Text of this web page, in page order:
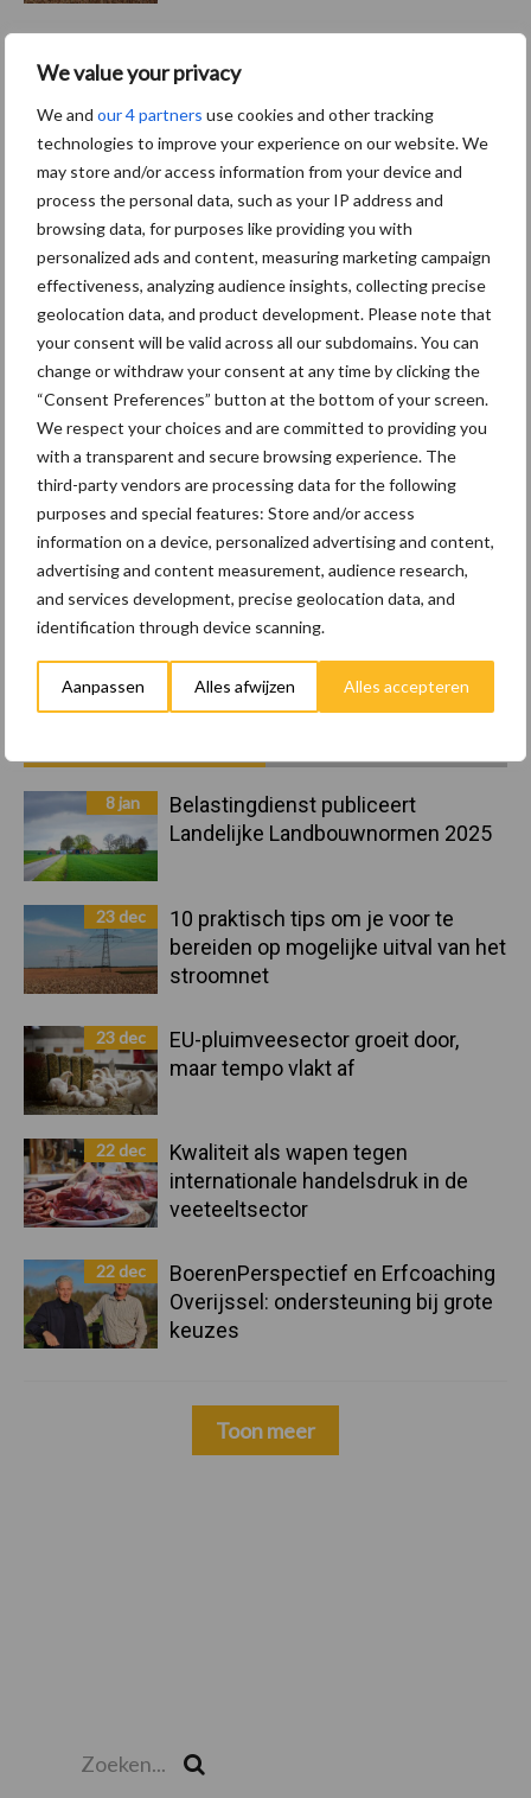
We value your privacy
We and our 4 partners use cookies and other tracking
technologies to improve your experience on our website. We
may store and/or access information from your device and
process the personal data, such as your IP address and
browsing data, for purposes like providing you with
personalized ads and content, measuring marketing campaign
effectiveness, analyzing audience insights, collecting precise
geolocation data, and product development. Please note that
your consent will be valid across all our subdomains. You can
change or withdraw your consent at any time by clicking the
“Consent Preferences” button at the bottom of your screen.
We respect your choices and are committed to providing you
with a transparent and secure browsing experience. The
third-party vendors are processing data for the following
purposes and special features: Store and/or access
information on a device, personalized advertising and content,
advertising and content measurement, audience research,
and services development, precise geolocation data, and
identification through device scanning.
Aanpassen Alles afwijzen Alles accepteren
Primaire
Sidebar
8 jan
Belastingdienst publiceert
Landelijke Landbouwnormen 2025
23 dec
10 praktisch tips om je voor te
bereiden op mogelijke uitval van het
stroomnet
23 dec
EU-pluimveesector groeit door,
maar tempo vlakt af
22 dec
Kwaliteit als wapen tegen
internationale handelsdruk in de
veeteeltsector
22 dec
BoerenPerspectief en Erfcoaching
Overijssel: ondersteuning bij grote
keuzes
Toon meer
EU-pluimveesector groeit
door, maar tempo vlakt af
Themapagina's
Wet en regelgeving Diergezondheid
Pluimveerechten Stikstof
Toon meer